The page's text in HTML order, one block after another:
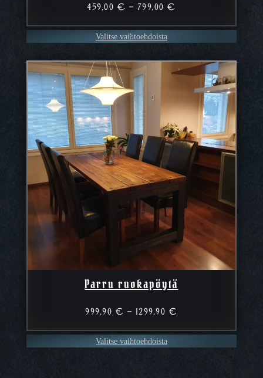
459,00 € – 799,00€
–
799,00 €
Valitse vaihtoehdoista
Parru ruokapöytä
999,90 € – 1299,90 €
–
1299,90 €
Valitse vaihtoehdoista